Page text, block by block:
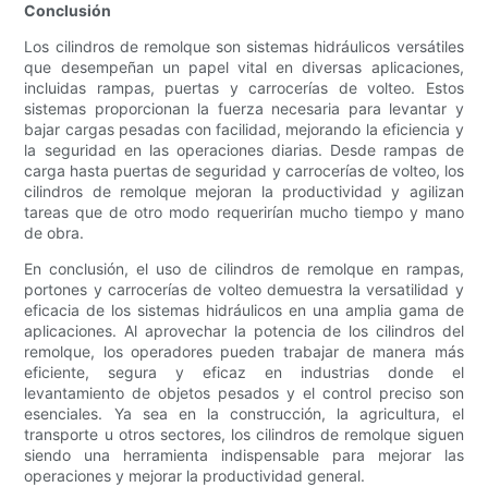
Conclusión
Los cilindros de remolque son sistemas hidráulicos versátiles
que desempeñan un papel vital en diversas aplicaciones,
incluidas rampas, puertas y carrocerías de volteo. Estos
sistemas proporcionan la fuerza necesaria para levantar y
bajar cargas pesadas con facilidad, mejorando la eficiencia y
la seguridad en las operaciones diarias. Desde rampas de
carga hasta puertas de seguridad y carrocerías de volteo, los
cilindros de remolque mejoran la productividad y agilizan
tareas que de otro modo requerirían mucho tiempo y mano
de obra.
En conclusión, el uso de cilindros de remolque en rampas,
portones y carrocerías de volteo demuestra la versatilidad y
eficacia de los sistemas hidráulicos en una amplia gama de
aplicaciones. Al aprovechar la potencia de los cilindros del
remolque, los operadores pueden trabajar de manera más
eficiente, segura y eficaz en industrias donde el
levantamiento de objetos pesados ​​y el control preciso son
esenciales. Ya sea en la construcción, la agricultura, el
transporte u otros sectores, los cilindros de remolque siguen
siendo una herramienta indispensable para mejorar las
operaciones y mejorar la productividad general.